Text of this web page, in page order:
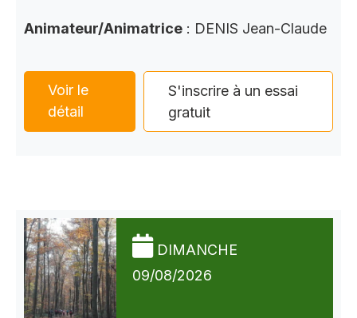
Animateur/Animatrice : DENIS Jean-Claude
Voir le
détail
S'inscrire à un essai
gratuit
DIMANCHE
09/08/2026